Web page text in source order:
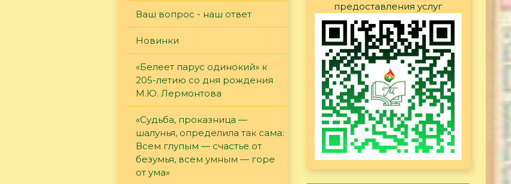
Ваш вопрос - наш ответ
Новинки
«Белеет парус одинокий» к
205-летию со дня рождения
М.Ю. Лермонтова
«Судьба, проказница —
шалунья, определила так сама:
Всем глупым — счастье от
безумья, всем умным — горе
от ума»
предоставления услуг